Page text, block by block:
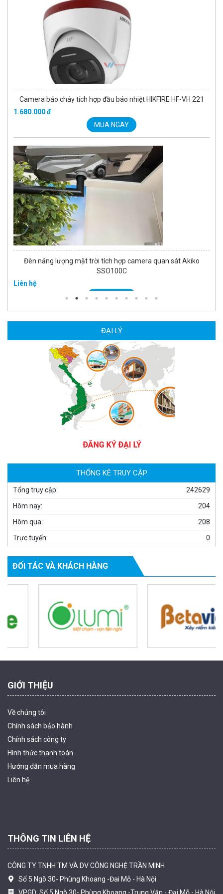
Camera báo cháy tích hợp đầu báo nhiệt HIKFIRE HF-VH 221
1.680.000 đ
MUA NGAY
Đèn năng lượng mặt trời tích hợp camera quan sát Akiko
SSO100C
Liên hệ
MUA NGAY
909.000 đ
MUA NGAY
Camera WiFi EZVIZ H8C 2K 4MP tích hợp Ai thông minh
1.939.000 đ
ĐẠI LÝ
THỐNG KÊ TRUY CẬP
242629
Tổng truy cập:
204
Hôm nay:
208
Hôm qua:
0
Trực tuyến:
ĐỐI TÁC VÀ KHÁCH HÀNG
GIỚI THIỆU
Về chúng tôi
Chính sách bảo hành
Chính sách công ty
Hình thức thanh toán
Hướng dẫn mua hàng
Liên hệ
THÔNG TIN LIÊN HỆ
CÔNG TY TNHH TM VÀ DV CÔNG NGHỆ TRẦN MINH
Số 5 Ngõ 30- Phùng Khoang -Đai Mỗ - Hà Nội